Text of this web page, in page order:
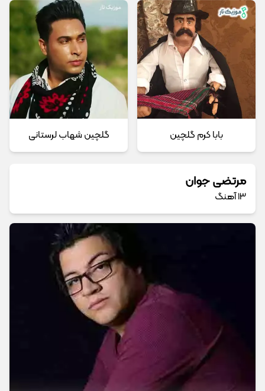
بابا کرم گلچین گلچین شهاب لرستانی
مرتضی جوان
13 آهنگ